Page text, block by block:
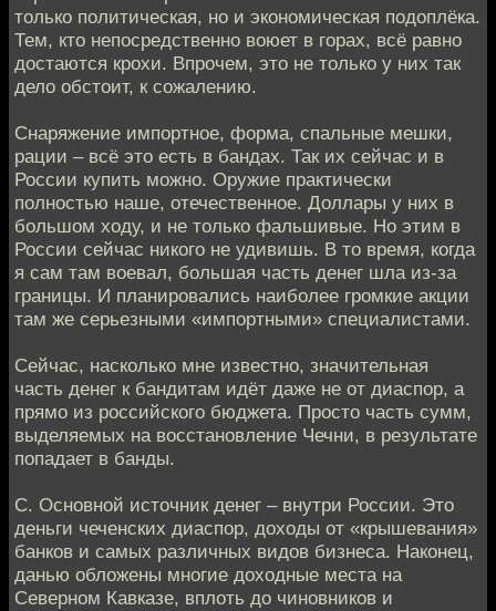
только политическая, но и экономическая подоплёка.
Тем, кто непосредственно воюет в горах, всё равно
достаются крохи. Впрочем, это не только у них так
дело обстоит, к сожалению.
Снаряжение импортное, форма, спальные мешки,
рации – всё это есть в бандах. Так их сейчас и в
России купить можно. Оружие практически
полностью наше, отечественное. Доллары у них в
большом ходу, и не только фальшивые. Но этим в
России сейчас никого не удивишь. В то время, когда
я сам там воевал, большая часть денег шла из-за
границы. И планировались наиболее громкие акции
там же серьезными «импортными» специалистами.
Сейчас, насколько мне известно, значительная
часть денег к бандитам идёт даже не от диаспор, а
прямо из российского бюджета. Просто часть сумм,
выделяемых на восстановление Чечни, в результате
попадает в банды.
С. Основной источник денег – внутри России. Это
деньги чеченских диаспор, доходы от «крышевания»
банков и самых различных видов бизнеса. Наконец,
данью обложены многие доходные места на
Северном Кавказе, вплоть до чиновников и